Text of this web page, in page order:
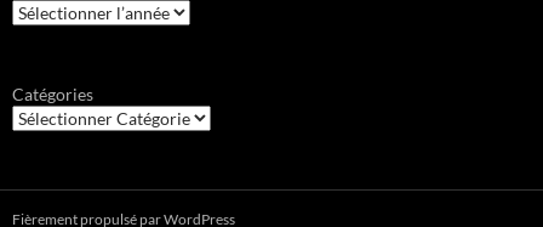
Catégories
Fièrement propulsé par WordPress